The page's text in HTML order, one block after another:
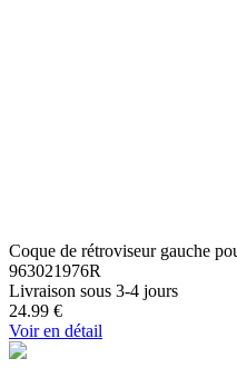
Coque de rétroviseur gauche
963021976R
Livraison sous 3-4 jours
24.99 €
Voir en détail